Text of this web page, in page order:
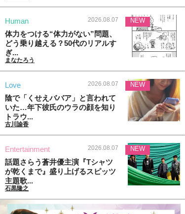
Human 2026.08.07
体力をつける“体力がない”問題、
どう乗り越える？50代のリアルす
ぎ...
まなたろう
NEW
Love 2026.08.07
陰で「くせえババア」と言われて
いた…年下彼氏のウラの顔を知り
トラウ...
古川諭香
NEW
Entertainment 2026.08.07
話題さらう蒼井優主演『Tシャツ
が乾くまで』盛り上げるスピッツ
主題歌...
石黒隆之
NEW